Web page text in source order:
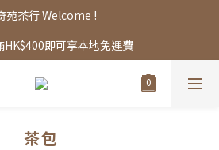
苑茶行 Welcome !
HK$400即可享本地免運費
茶包